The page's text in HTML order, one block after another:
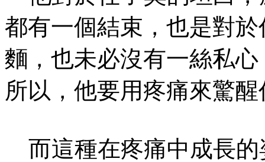
都有一個結束，也是對
麵，也未必沒有一絲私
所以，他要用疼痛來驚
而這種在疼痛中成長的